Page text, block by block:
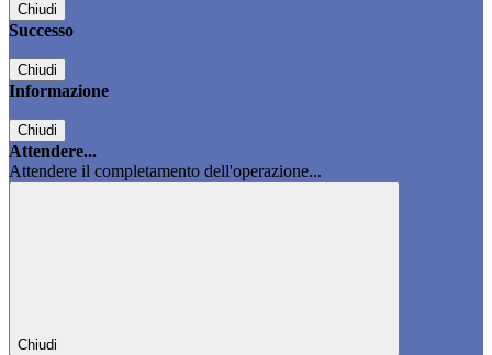
Chiudi
Successo
Chiudi
Informazione
Chiudi
Attendere...
Attendere il completamento dell'operazione...
Chiudi